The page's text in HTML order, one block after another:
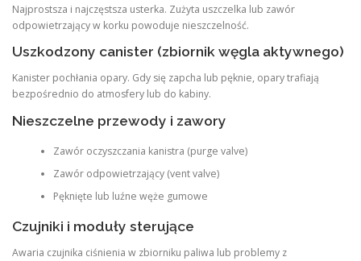
Najprostsza i najczęstsza usterka. Zużyta uszczelka lub zawór
odpowietrzający w korku powoduje nieszczelność.
Uszkodzony canister (zbiornik węgla aktywnego)
Kanister pochłania opary. Gdy się zapcha lub pęknie, opary trafiają
bezpośrednio do atmosfery lub do kabiny.
Nieszczelne przewody i zawory
Zawór oczyszczania kanistra (purge valve)
Zawór odpowietrzający (vent valve)
Pęknięte lub luźne węże gumowe
Czujniki i moduły sterujące
Awaria czujnika ciśnienia w zbiorniku paliwa lub problemy z